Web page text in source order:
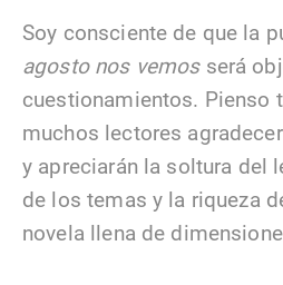
Soy consciente de que la
agosto nos vemosserá
cuestionamientos. Pienso
muchos lectores
y apreciarán la soltura del
de los temas y la riqueza
novela llena de